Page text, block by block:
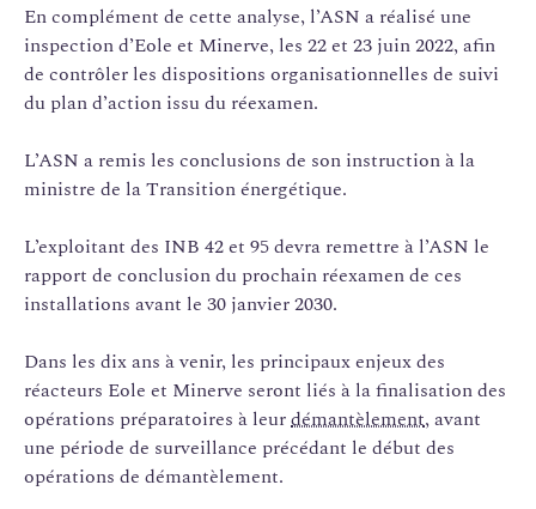
En complément de cette analyse, l’ASN a réalisé une
inspection d’Eole et Minerve, les 22 et 23 juin 2022, afin
de contrôler les dispositions organisationnelles de suivi
du plan d’action issu du réexamen.
L’ASN a remis les conclusions de son instruction à la
ministre de la Transition énergétique.
L’exploitant des INB 42 et 95 devra remettre à l’ASN le
rapport de conclusion du prochain réexamen de ces
installations avant le 30 janvier 2030.
Dans les dix ans à venir, les principaux enjeux des
réacteurs Eole et Minerve seront liés à la finalisation des
opérations préparatoires à leurdémantèlement, avant
une période de surveillance précédant le début des
opérations de démantèlement.